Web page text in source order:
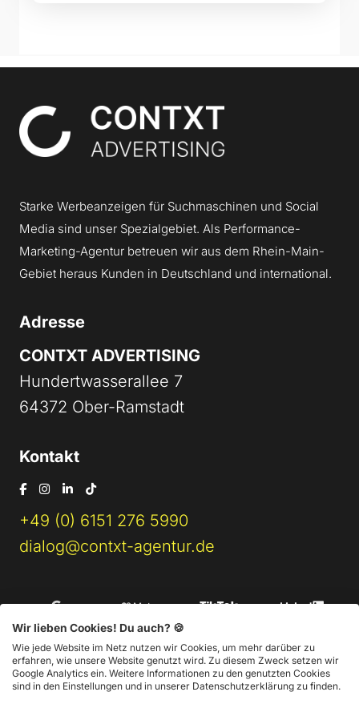
Contxt
Starke Werbeanzeigen für Suchmaschinen und Social
Media sind unser Spezialgebiet. Als Performance-
Marketing-Agentur betreuen wir aus dem Rhein-Main-
Gebiet heraus Kunden in Deutschland und international.
Adresse
CONTXT ADVERTISING
Hundertwasserallee 7
64372 Ober-Ramstadt
Kontakt
+49 (0) 6151 276 5990
dialog@contxt-agentur.de
Wir lieben Cookies! Du auch? 🍪
Wie jede Website im Netz nutzen wir Cookies, um mehr darüber zu
erfahren, wie unsere Website genutzt wird. Zu diesem Zweck setzen wir
Google Analytics ein. Weitere Informationen zu den genutzten Cookies
sind in den Einstellungen und in unserer Datenschutzerklärung zu finden.